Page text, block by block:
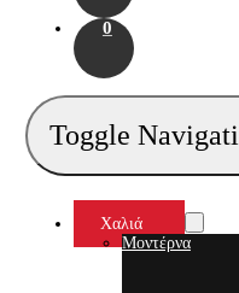
0
Toggle
Χαλιά
Μοντέρνα